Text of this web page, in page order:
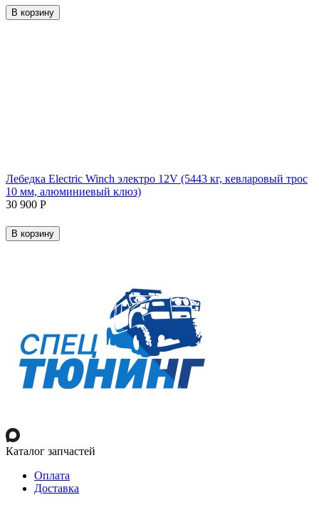
В корзину
Лебедка Electric Winch электро 12V (5443 кг, кевларовый трос
10 мм, алюминиевый клюз)
30 900 Р
В корзину
Каталог запчастей
Оплата
Доставка